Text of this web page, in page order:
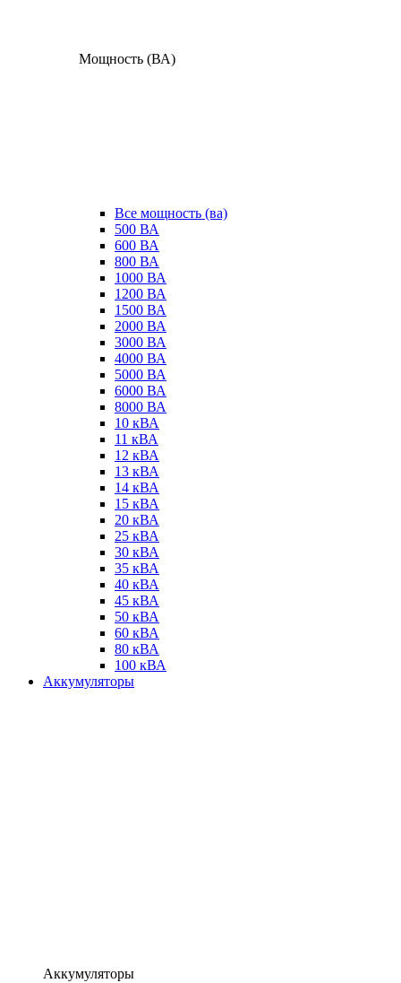
Мощность (ВА)
Все мощность (ва)
500 ВА
600 ВА
800 ВА
1000 ВА
1200 ВА
1500 ВА
2000 ВА
3000 ВА
4000 ВА
5000 ВА
6000 ВА
8000 ВА
10 кВА
11 кВА
12 кВА
13 кВА
14 кВА
15 кВА
20 кВА
25 кВА
30 кВА
35 кВА
40 кВА
45 кВА
50 кВА
60 кВА
80 кВА
100 кВА
Аккумуляторы
Аккумуляторы